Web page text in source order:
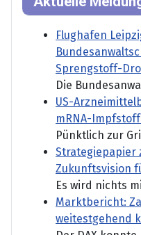
Flughafen
Sprengstoff-
Die
US-
mRNA-
Pünktlich zur
Strategiepapier
Zukunftsvision
Es wird nichts
Marktbericht:
weitestgehend